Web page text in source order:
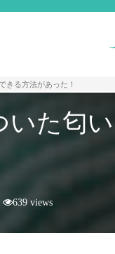
きる方法があった！
いた匂
639 views